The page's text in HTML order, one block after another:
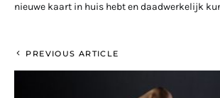
nieuwe kaart in huis hebt en daadwerkelijk
PREVIOUS ARTICLE